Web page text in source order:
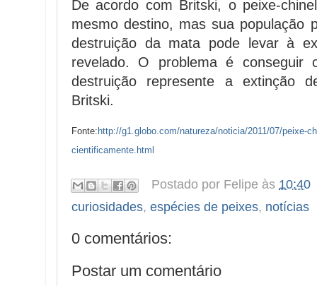
De acordo com Britski, o peixe-
mesmo destino, mas sua população
destruição da mata pode levar à
revelado. O problema é conseguir
destruição represente a extinção
Britski.
Fonte: http://g1.globo.com/natureza/noticia/2011/07/peixe-
cientificamente.html
Postado por Felipe às 10:40
curiosidades, espécies de peixes, notícias
0 comentários:
Postar um comentário